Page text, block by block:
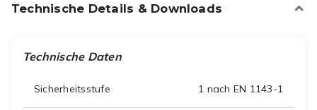
Technische Details & Downloads
Technische Daten
Sicherheitsstufe 1 nach EN 1143-1